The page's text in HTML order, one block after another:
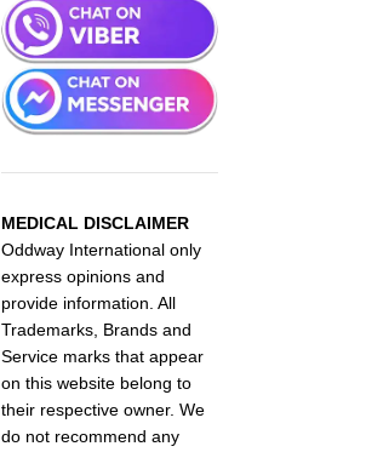
MEDICAL DISCLAIMER
Oddway International only
express opinions and
provide information. All
Trademarks, Brands and
Service marks that appear
on this website belong to
their respective owner. We
do not recommend any